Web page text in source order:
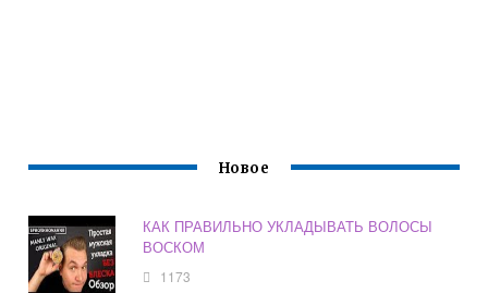
Новое
КАК ПРАВИЛЬНО УКЛАДЫВАТЬ ВОЛОСЫ
ВОСКОМ
1173